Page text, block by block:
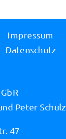
Impressum
Datenschutz
Peter Schulz
47